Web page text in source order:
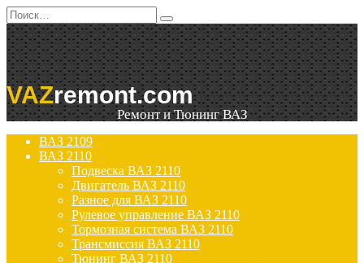
Перейти
к
содержанию
Search
for:
VAZremont.com
Ремонт и Тюнинг ВАЗ
ВАЗ 2109
ВАЗ 2110
Подвеска ВАЗ 2110
Двигатель ВАЗ 2110
Разное для ВАЗ 2110
Рулевое управление ВАЗ 2110
Тормозная система ВАЗ 2110
Трансмиссия ВАЗ 2110
Тюнинг ВАЗ 2110